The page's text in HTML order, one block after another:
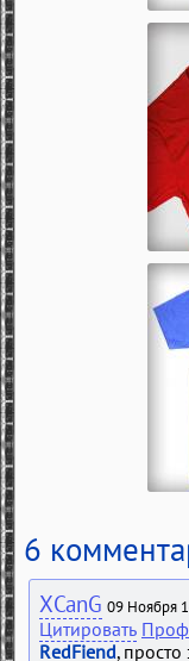
6
XCanG 09 Ноября
Цитировать
RedFiend, просто